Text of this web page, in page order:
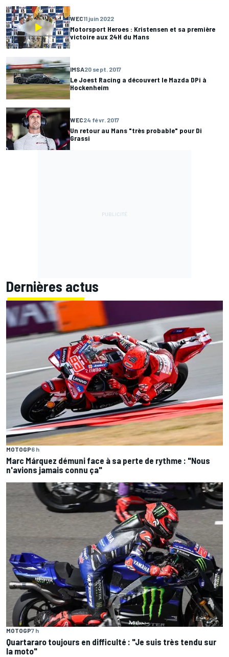
WEC11 juin 2022
Motorsport Heroes : Kristensen et sa première
victoire aux 24H du Mans
IMSA20 sept. 2017
Le Joest Racing a découvert le Mazda DPi à
Hockenheim
WEC24 févr. 2017
Un retour au Mans "très probable" pour Di
Grassi
Dernières actus
MOTOGP6 h
Marc Márquez démuni face à sa perte de rythme : "Nous
n'avions jamais connu ça"
MOTOGP7 h
Quartararo toujours en difficulté : "Je suis très tendu sur
la moto"